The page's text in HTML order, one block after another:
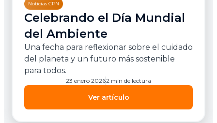
Noticias CPN
Celebrando el Día Mundial
del Ambiente
Una fecha para reflexionar sobre el cuidado
del planeta y un futuro más sostenible
para todos.
Ver artículo
23 enero 20262 min de lectura